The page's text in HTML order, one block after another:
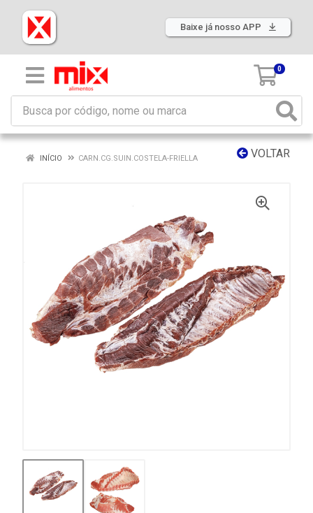
Baixe já nosso APP
0
VOLTAR
INÍCIO CARN.CG.SUIN.COSTELA-FRIELLA